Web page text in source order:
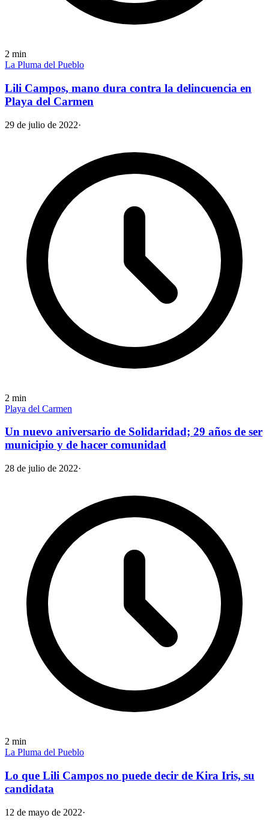
2 min
La Pluma del Pueblo
Lili Campos, mano dura contra la delincuencia en
Playa del Carmen
29 de julio de 2022·
2 min
Playa del Carmen
Un nuevo aniversario de Solidaridad; 29 años de ser
municipio y de hacer comunidad
28 de julio de 2022·
2 min
La Pluma del Pueblo
Lo que Lili Campos no puede decir de Kira Iris, su
candidata
12 de mayo de 2022·